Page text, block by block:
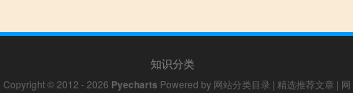
知识分类
Copyright © 2012 - 2026 Pyecharts Powered by 网站分类目录 | 精选推荐文章 | 网